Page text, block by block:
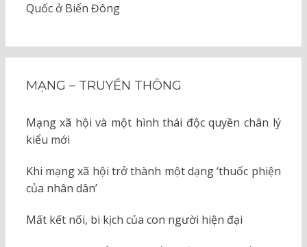
Quốc ở Biển Đông
MẠNG – TRUYỀN THÔNG
Mạng xã hội và một hình thái độc quyền chân lý
kiểu mới
Khi mạng xã hội trở thành một dạng ‘thuốc phiện
của nhân dân’
Mất kết nối, bi kịch của con người hiện đại